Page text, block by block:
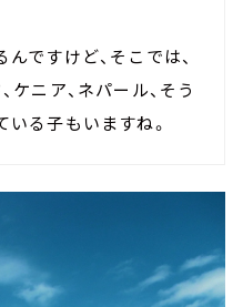
ですけど、そこでは、
ケニア、ネパール、そう
る子もいますね。